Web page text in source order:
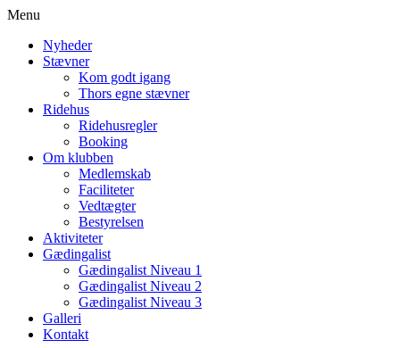
Menu
Nyheder
Stævner
Kom godt igang
Thors egne stævner
Ridehus
Ridehusregler
Booking
Om klubben
Medlemskab
Faciliteter
Vedtægter
Bestyrelsen
Aktiviteter
Gædingalist
Gædingalist Niveau 1
Gædingalist Niveau 2
Gædingalist Niveau 3
Galleri
Kontakt